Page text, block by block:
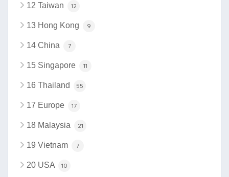
12 Taiwan 12
13 Hong Kong 9
14 China 7
15 Singapore 11
16 Thailand 55
17 Europe 17
18 Malaysia 21
19 Vietnam 7
20 USA 10